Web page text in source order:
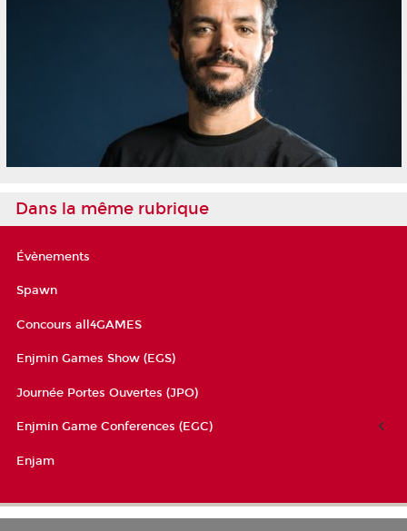
Dans la même rubrique
Évènements
Spawn
Concours all4GAMES
Enjmin Games Show (EGS)
Journée Portes Ouvertes (JPO)
Enjmin Game Conferences (EGC)
Enjam